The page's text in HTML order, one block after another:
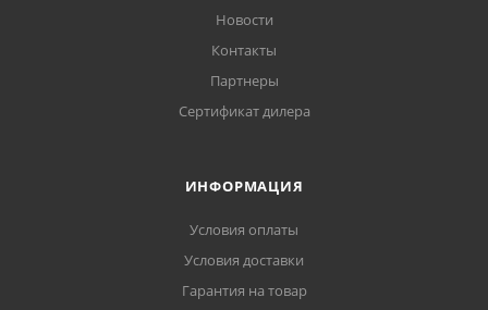
Новости
Контакты
Партнеры
Сертификат дилера
ИНФОРМАЦИЯ
Условия оплаты
Условия доставки
Гарантия на товар